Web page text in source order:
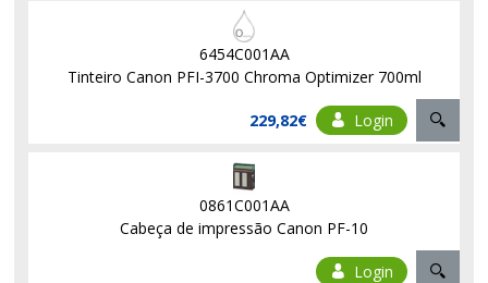
6454C001AA
Tinteiro Canon PFI-3700 Chroma Optimizer 700ml
229,82€ Login
0861C001AA
Cabeça de impressão Canon PF-10
Login